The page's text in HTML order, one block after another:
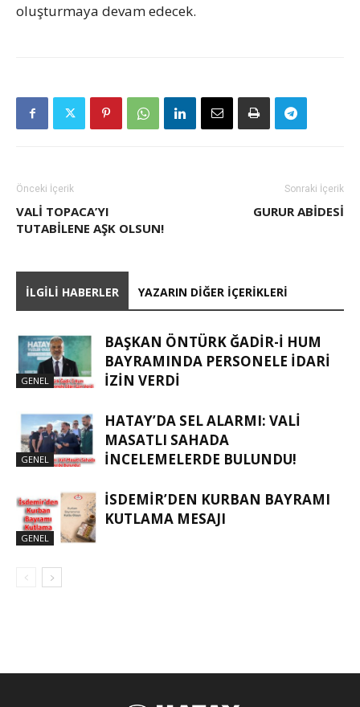
oluşturmaya devam edecek.
Önceki İçerik
VALI TOPACA’YI
TUTABILENE AŞK OLSUN!
Sonraki İçerik
GURUR ABIDESI
İLGILI HABERLER YAZARIN DIĞER İÇERIKLERI
GENEL
BAŞKAN ÖNTÜRK ĞADIR-İ HUM
BAYRAMINDA PERSONELE İDARI
İZIN VERDI
GENEL
HATAY’DA SEL ALARMI: VALI
MASATLI SAHADA
İNCELEMELERDE BULUNDU!
GENEL
İSDEMIR’DEN KURBAN BAYRAMI
KUTLAMA MESAJI